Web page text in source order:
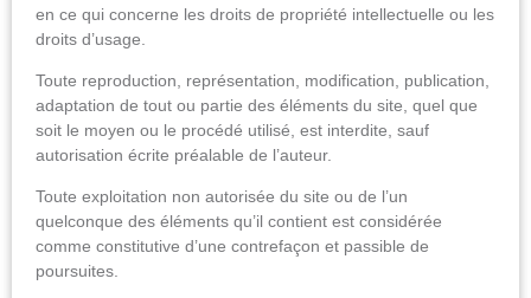
en ce qui concerne les droits de propriété intellectuelle ou les
droits d’usage.
Toute reproduction, représentation, modification, publication,
adaptation de tout ou partie des éléments du site, quel que
soit le moyen ou le procédé utilisé, est interdite, sauf
autorisation écrite préalable de l’auteur.
Toute exploitation non autorisée du site ou de l’un
quelconque des éléments qu’il contient est considérée
comme constitutive d’une contrefaçon et passible de
poursuites.